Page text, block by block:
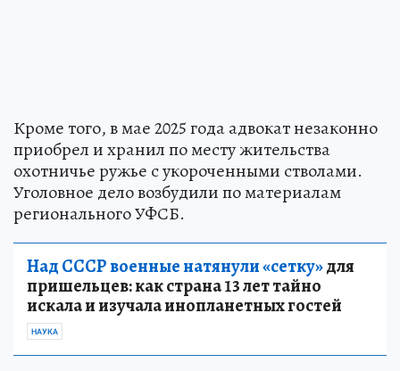
Кроме того, в мае 2025 года адвокат незаконно
приобрел и хранил по месту жительства
охотничье ружье с укороченными стволами.
Уголовное дело возбудили по материалам
регионального УФСБ.
Над СССР военные натянули «сетку»для
пришельцев: как страна 13 лет тайно
искала и изучала инопланетных гостей
НАУКА